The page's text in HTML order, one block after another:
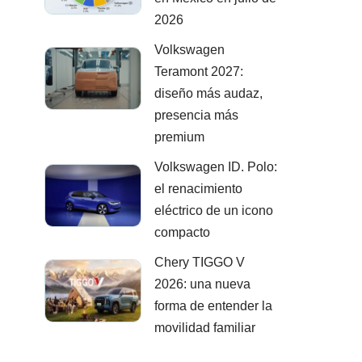
2026
Volkswagen
Teramont 2027:
diseño más audaz,
presencia más
premium
Volkswagen ID. Polo:
el renacimiento
eléctrico de un icono
compacto
Chery TIGGO V
2026: una nueva
forma de entender la
movilidad familiar